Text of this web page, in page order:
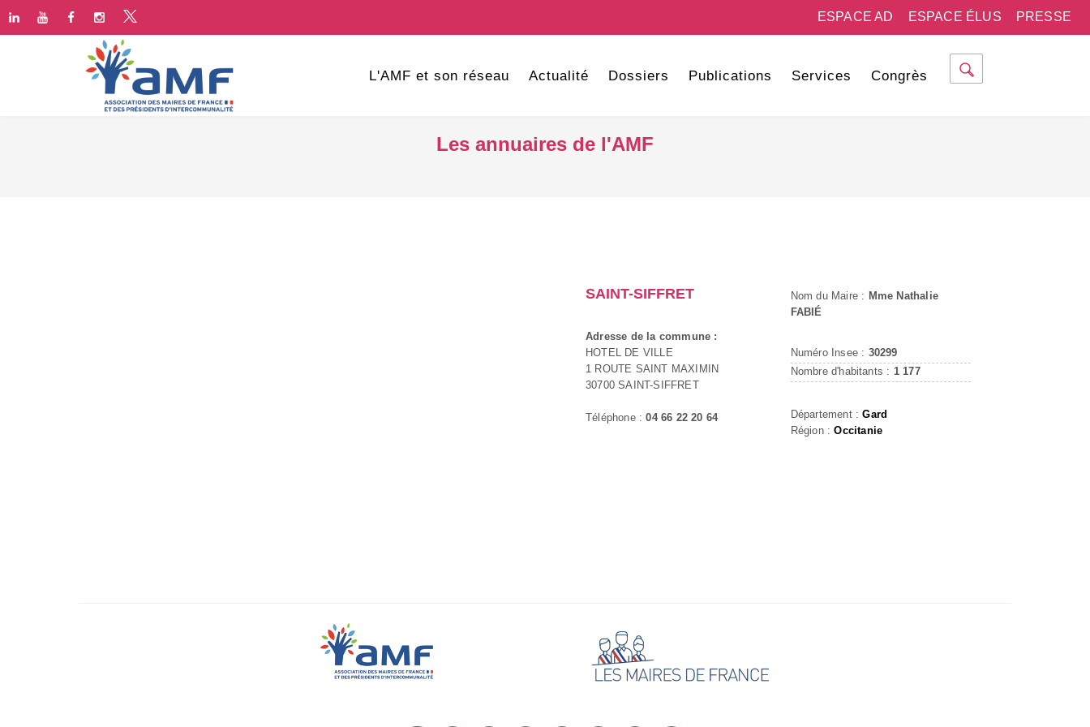
PRESSE
ESPACE ÉLUS
ESPACE AD
L'AMF et son réseau Actualité Dossiers Publications Services Congrès
Les annuaires de l'AMF
SAINT-SIFFRET
Adresse de la commune :
HOTEL DE VILLE
1 ROUTE SAINT MAXIMIN
30700 SAINT-SIFFRET
Téléphone :04 66 22 20 64
Nom du Maire : Mme Nathalie
FABIÉ
Numéro Insee : 30299
Nombre d'habitants : 1 177
Département :Gard
Région :Occitanie